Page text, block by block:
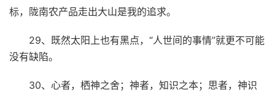
标，陇南农产品走出大山是我的追求。
29、既然太阳上也有黑点，“人世间的事情”就更不可能
没有缺陷。
30、心者，栖神之舍；神者，知识之本；思者，神识